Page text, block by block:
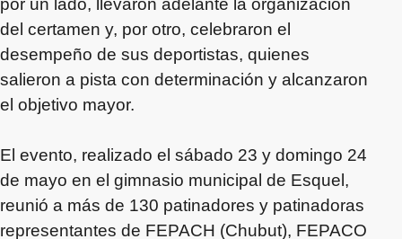
por un lado, llevaron adelante la organización
del certamen y, por otro, celebraron el
desempeño de sus deportistas, quienes
salieron a pista con determinación y alcanzaron
el objetivo mayor.
El evento, realizado el sábado 23 y domingo 24
de mayo en el gimnasio municipal de Esquel,
reunió a más de 130 patinadores y patinadoras
representantes de FEPACH (Chubut), FEPACO